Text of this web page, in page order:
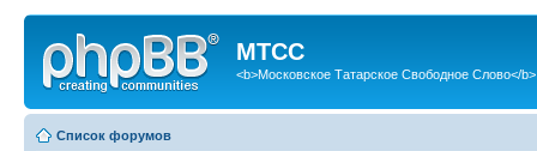
МТСС
<b>Московское Татарское Свободное Слово</b>
Список форумов